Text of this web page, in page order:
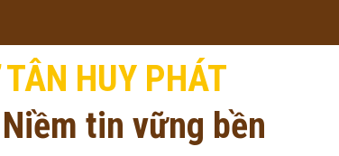
HUY PHÁT
tin vững bền